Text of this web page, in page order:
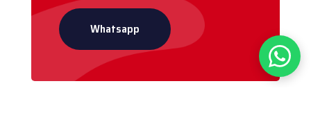
Whatsapp